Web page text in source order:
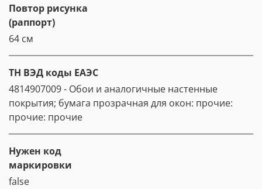
Повтор рисунка
(раппорт)
64 см
ТН ВЭД коды ЕАЭС
4814907009 - Обои и аналогичные настенные
покрытия; бумага прозрачная для окон: прочие:
прочие: прочие
Нужен код
маркировки
false